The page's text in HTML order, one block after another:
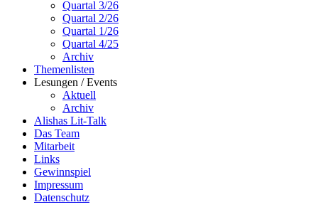
Quartal 3/26
Quartal 2/26
Quartal 1/26
Quartal 4/25
Archiv
Themenlisten
Lesungen / Events
Aktuell
Archiv
Alishas Lit-Talk
Das Team
Mitarbeit
Links
Gewinnspiel
Impressum
Datenschutz